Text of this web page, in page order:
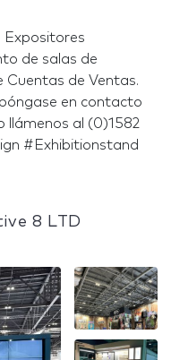
Expositores
de salas de
Cuentas de Ventas.
en contacto
llámenos al (0)1582
#Exhibitionstand
8 LTD